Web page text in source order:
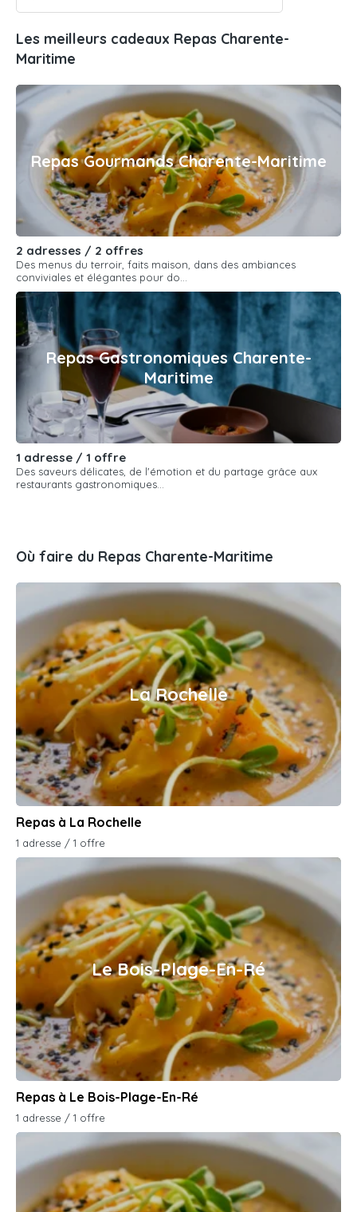
Les meilleurs cadeaux Repas Charente-
Maritime
Repas Gourmands Charente-Maritime
2 adresses / 2 offres
Des menus du terroir, faits maison, dans des ambiances
conviviales et élégantes pour do...
Repas Gastronomiques Charente-
Maritime
1 adresse / 1 offre
Des saveurs délicates, de l'émotion et du partage grâce aux
restaurants gastronomiques...
Où faire du Repas Charente-Maritime
La Rochelle
Repas à La Rochelle
1 adresse / 1 offre
Le Bois-Plage-En-Ré
Repas à Le Bois-Plage-En-Ré
1 adresse / 1 offre